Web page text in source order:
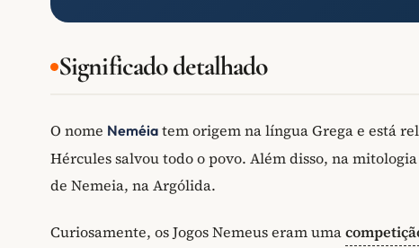
Significado detalhado
O nome Neméia tem origem na língua Grega e está
Hércules salvou todo o povo. Além disso, na
de Nemeia, na Argólida.
Curiosamente, os Jogos Nemeus eram uma